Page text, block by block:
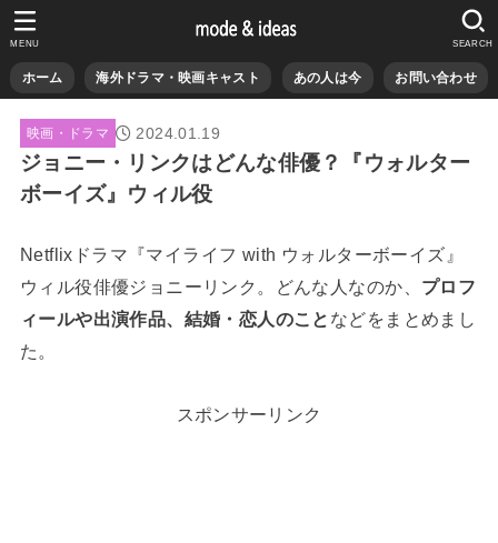
ホーム 海外ドラマ・映画キャスト あの人は今 お問い合わせ
SEARCH
MENU
映画・ドラマ 2024.01.19
ジョニー・リンクはどんな俳優？『ウォルター
ボーイズ』ウィル役
Netflixドラマ『マイライフ with ウォルターボーイズ』
ウィル役俳優ジョニーリンク。どんな人なのか、 プロフ
ィールや出演作品、結婚・恋人のこと などをまとめまし
た。
スポンサーリンク